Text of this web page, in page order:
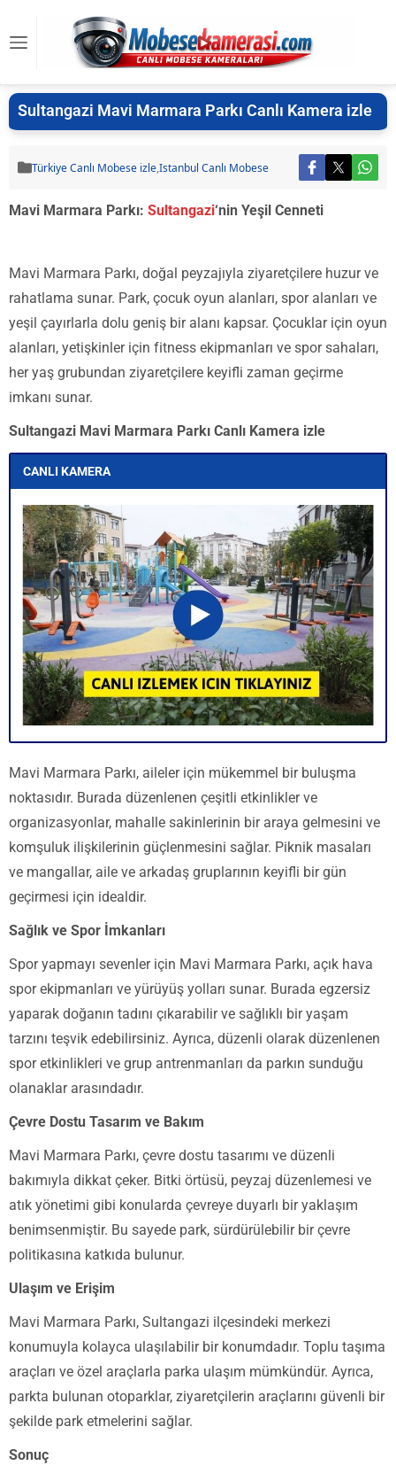
Sultangazi Mavi Marmara Parkı Canlı Kamera izle
Türkiye Canlı Mobese izle,Istanbul Canlı Mobese
Mavi Marmara Parkı: Sultangazi‘nin Yeşil Cenneti
Mavi Marmara Parkı, doğal peyzajıyla ziyaretçilere huzur ve
rahatlama sunar. Park, çocuk oyun alanları, spor alanları ve
yeşil çayırlarla dolu geniş bir alanı kapsar. Çocuklar için oyun
alanları, yetişkinler için fitness ekipmanları ve spor sahaları,
her yaş grubundan ziyaretçilere keyifli zaman geçirme
imkanı sunar.
Sultangazi Mavi Marmara Parkı Canlı Kamera izle
CANLI KAMERA
Mavi Marmara Parkı, aileler için mükemmel bir buluşma
noktasıdır. Burada düzenlenen çeşitli etkinlikler ve
organizasyonlar, mahalle sakinlerinin bir araya gelmesini ve
komşuluk ilişkilerinin güçlenmesini sağlar. Piknik masaları
ve mangallar, aile ve arkadaş gruplarının keyifli bir gün
geçirmesi için idealdir.
Sağlık ve Spor İmkanları
Spor yapmayı sevenler için Mavi Marmara Parkı, açık hava
spor ekipmanları ve yürüyüş yolları sunar. Burada egzersiz
yaparak doğanın tadını çıkarabilir ve sağlıklı bir yaşam
tarzını teşvik edebilirsiniz. Ayrıca, düzenli olarak düzenlenen
spor etkinlikleri ve grup antrenmanları da parkın sunduğu
olanaklar arasındadır.
Çevre Dostu Tasarım ve Bakım
Mavi Marmara Parkı, çevre dostu tasarımı ve düzenli
bakımıyla dikkat çeker. Bitki örtüsü, peyzaj düzenlemesi ve
atık yönetimi gibi konularda çevreye duyarlı bir yaklaşım
benimsenmiştir. Bu sayede park, sürdürülebilir bir çevre
politikasına katkıda bulunur.
Ulaşım ve Erişim
Mavi Marmara Parkı, Sultangazi ilçesindeki merkezi
konumuyla kolayca ulaşılabilir bir konumdadır. Toplu taşıma
araçları ve özel araçlarla parka ulaşım mümkündür. Ayrıca,
parkta bulunan otoparklar, ziyaretçilerin araçlarını güvenli bir
şekilde park etmelerini sağlar.
Sonuç